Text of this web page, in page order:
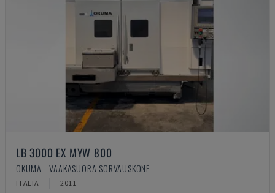
LB 3000 EX MYW 800
OKUMA - VAAKASUORA SORVAUSKONE
ITALIA 2011